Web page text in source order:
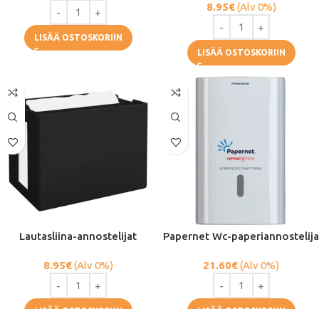
LISÄÄ OSTOSKORIIN
8.95€(Alv 0%)
LISÄÄ OSTOSKORIIN
Lautasliina-annostelijat
8.95€(Alv 0%)
Papernet Wc-paperiannostelija
21.60€(Alv 0%)